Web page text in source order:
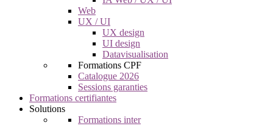
Web
UX / UI
UX design
UI design
Datavisualisation
Formations CPF
Catalogue 2026
Sessions garanties
Formations certifiantes
Solutions
Formations inter